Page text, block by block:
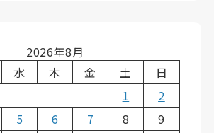
2026年8月
水 木 金 土
日
1
2
5 6 7 8
9